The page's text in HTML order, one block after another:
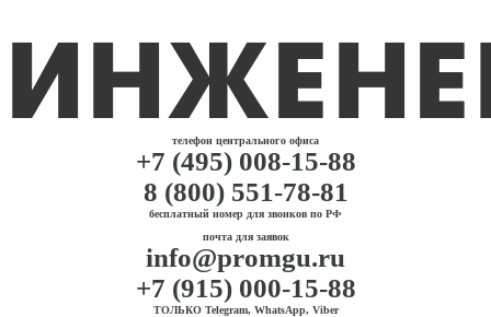
телефон центрального офиса
+7 (495) 008-15-88
8 (800) 551-78-81
бесплатный номер для звонков по РФ
почта для заявок
info@promgu.ru
+7 (915) 000-15-88
ТОЛЬКО Telegram, WhatsApp, Viber